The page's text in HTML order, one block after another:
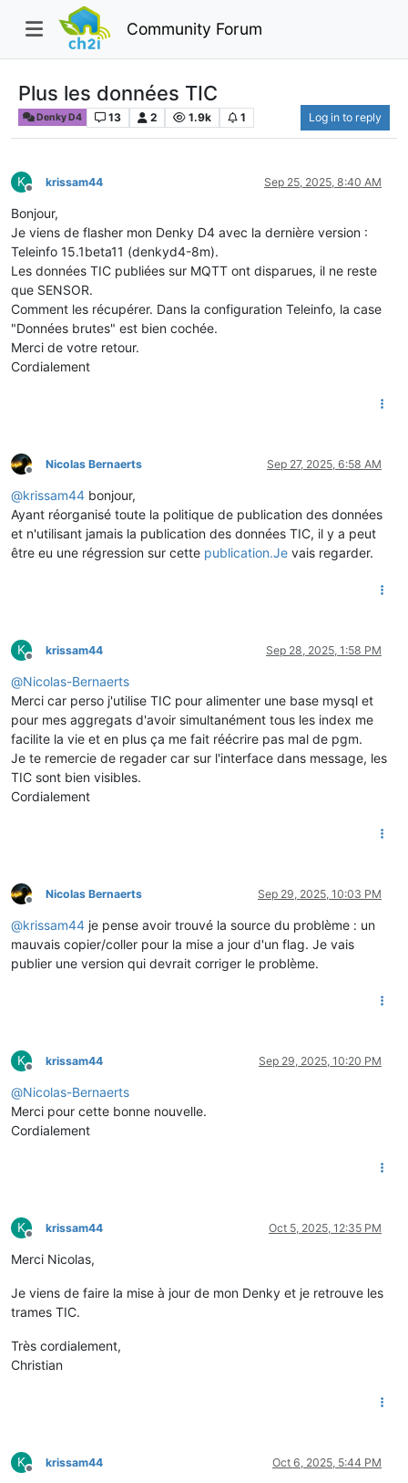
Community Forum
Plus les données TIC
Denky D4 13 2 1.9k 1 Log in to reply
K
Offline
krissam44 Sep 25, 2025, 8:40 AM
Bonjour,
Je viens de flasher mon Denky D4 avec la dernière version :
Teleinfo 15.1beta11 (denkyd4-8m).
Les données TIC publiées sur MQTT ont disparues, il ne reste
que SENSOR.
Comment les récupérer. Dans la configuration Teleinfo, la case
"Données brutes" est bien cochée.
Merci de votre retour.
Cordialement
Offline
Nicolas Bernaerts Sep 27, 2025, 6:58 AM
@krissam44 bonjour,
Ayant réorganisé toute la politique de publication des données
et n'utilisant jamais la publication des données TIC, il y a peut
être eu une régression sur cette publication.Je vais regarder.
K
Offline
krissam44 Sep 28, 2025, 1:58 PM
@Nicolas-Bernaerts
Merci car perso j'utilise TIC pour alimenter une base mysql et
pour mes aggregats d'avoir simultanément tous les index me
facilite la vie et en plus ça me fait réécrire pas mal de pgm.
Je te remercie de regader car sur l'interface dans message, les
TIC sont bien visibles.
Cordialement
Offline
Nicolas Bernaerts Sep 29, 2025, 10:03 PM
@krissam44 je pense avoir trouvé la source du problème : un
mauvais copier/coller pour la mise a jour d'un flag. Je vais
publier une version qui devrait corriger le problème.
K
Offline
krissam44 Sep 29, 2025, 10:20 PM
@Nicolas-Bernaerts
Merci pour cette bonne nouvelle.
Cordialement
K
Offline
krissam44 Oct 5, 2025, 12:35 PM
Merci Nicolas,
Je viens de faire la mise à jour de mon Denky et je retrouve les
trames TIC.
Très cordialement,
Christian
K
Offline
krissam44 Oct 6, 2025, 5:44 PM